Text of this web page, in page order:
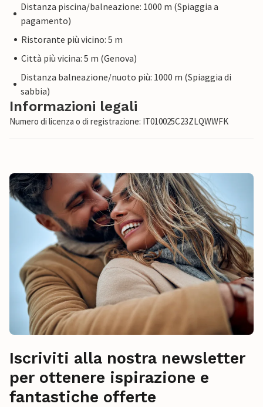
Distanza piscina/balneazione: 1000 m (Spiaggia a
pagamento)
Ristorante più vicino: 5 m
Città più vicina: 5 m (Genova)
Distanza balneazione/nuoto più: 1000 m (Spiaggia di
sabbia)
Informazioni legali
Numero di licenza o di registrazione: IT010025C23ZLQWWFK
Iscriviti alla nostra newsletter
per ottenere ispirazione e
fantastiche offerte